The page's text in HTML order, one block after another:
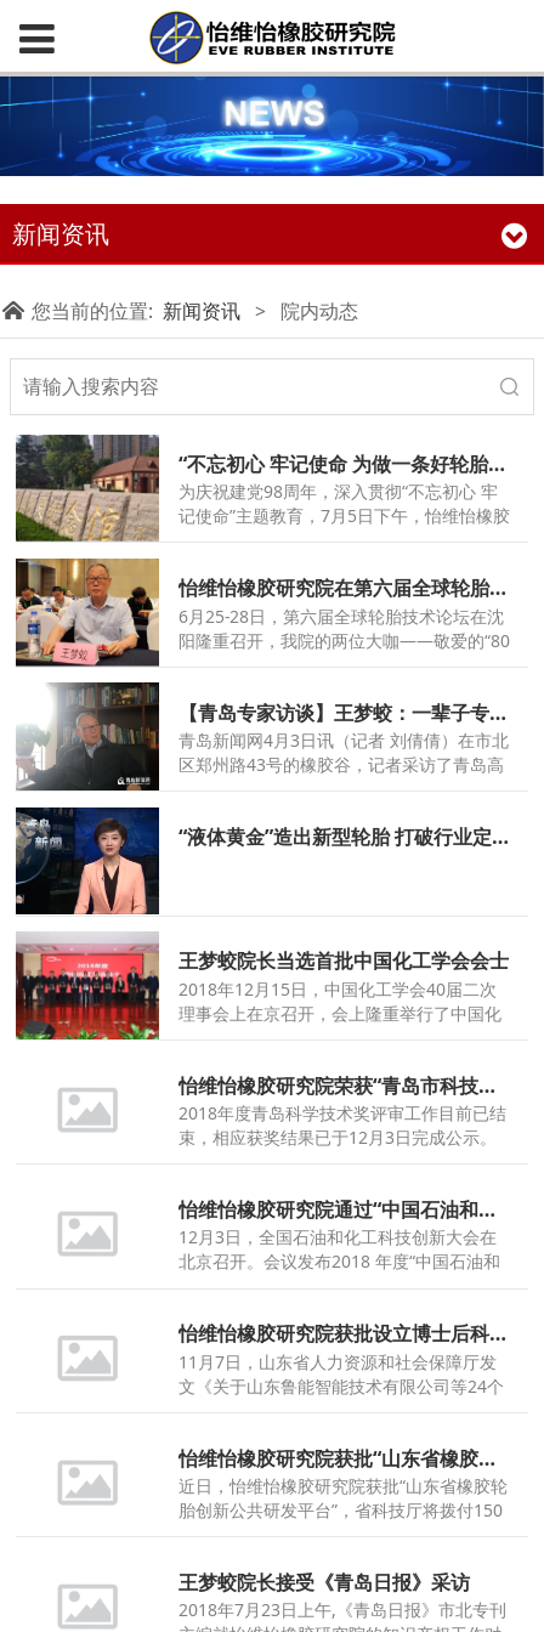
新闻资讯
您当前的位置: 新闻资讯 > 院内动态
“不忘初心 牢记使命 为做一条好轮胎砥砺前行”——怡维怡橡胶研究院参观中共青岛党史纪念馆
为庆祝建党98周年，深入贯彻“不忘初心 牢
记使命”主题教育，7月5日下午，怡维怡橡胶
初心洗礼，传承使命担当。
怡维怡橡胶研究院在第六届全球轮胎技术论坛上的声音
6月25-28日，第六届全球轮胎技术论坛在沈
阳隆重召开，我院的两位大咖——敬爱的“80
次成为了行业的焦点。
【青岛专家访谈】王梦蛟：一辈子专注橡胶研究的“80后”
青岛新闻网4月3日讯（记者 刘倩倩）在市北
区郑州路43号的橡胶谷，记者采访了青岛高
“液体黄金”造出新型轮胎 打破行业定律世界领先
王梦蛟院长当选首批中国化工学会会士
2018年12月15日，中国化工学会40届二次
理事会上在京召开，会上隆重举行了中国化
学会作出突出贡献的会员，其中怡维怡橡胶
研究院王梦蛟院长位列其中。
怡维怡橡胶研究院荣获“青岛市科技进步奖”二等奖
2018年度青岛科学技术奖评审工作目前已结
束，相应获奖结果已于12月3日完成公示。
车子午线轮胎关键技术开发及产业化”项目荣
获科技进步奖二等奖。
怡维怡橡胶研究院通过“中国石油和化工行业技术创新示范企业”复审
12月3日，全国石油和化工科技创新大会在
北京召开。会议发布2018 年度“中国石油和
获得认定后，本次顺利通过严格复审，蝉联
此荣誉。
怡维怡橡胶研究院获批设立博士后科研工作站
11月7日，山东省人力资源和社会保障厅发
文《关于山东鲁能智能技术有限公司等24个
究院等24家单位设立博士后科研工作站。怡维怡橡胶研究院获批“山东省橡胶轮胎创新公共研发平台”
近日，怡维怡橡胶研究院获批“山东省橡胶轮
胎创新公共研发平台”，省科技厅将拨付150
王梦蛟院长接受《青岛日报》采访
2018年7月23日上午,《青岛日报》市北专刊